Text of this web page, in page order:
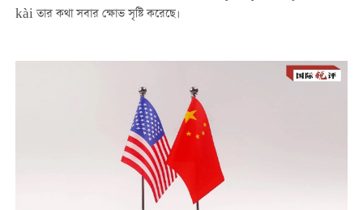
kài তার কথা সবার ক্ষোভ সৃষ্টি করেছে।